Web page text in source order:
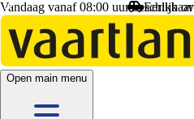
Vandaag vanaf 08:00 uur beschikbaar
Open main menu